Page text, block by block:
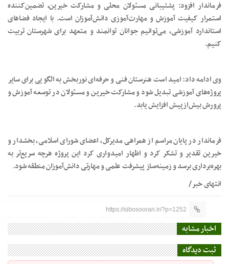
فرماندار افزود: پشتیبانی مسئولان محلی و مشارکت خیرین، تضمین‌کننده
استمرار کیفیت آموزش و مهارت‌آموزی دانش‌آموزان است. با ایجاد فضاهای
استاندارد آموزشی، می‌توانیم جوانان توانمند و متعهد برای شهرستان تربیت
کنیم.
وی ادامه داد: امید است هنرستان فنی و حرفه‌ای نوربخش به الگویی برای سایر
پروژه‌های آموزشی تبدیل شود و مشارکت خیرین و مسئولان در توسعه آموزش و
پرورش بیش‌ازپیش افزایش یابد.
فرماندار در پایان مراسم از همراهی مدیرکل، اعضای شورای اسلامی، بخشدار و
خیرین تقدیر و تشکر کرد و اظهار امیدواری کرد این پروژه هرچه سریع‌تر به
بهره‌برداری برسد و زمینه‌ساز پیشرفت علمی و مهارتی دانش‌آموزان منطقه شود.
انتهای خبر/
https://sibosooran.ir/?p=1252
اخبار مشابه
ثبت دیدگاه